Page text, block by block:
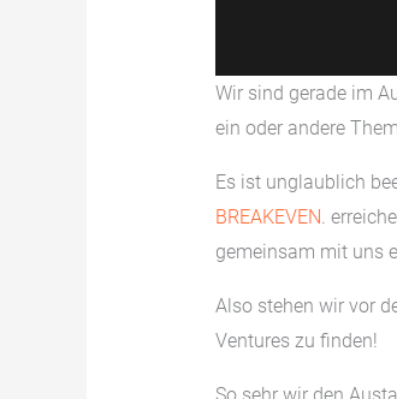
Wir sind gerade im
ein oder andere
Es ist unglaublich
BREAKEVEN.
gemeinsam mit uns
Also stehen wir vor
Ventures zu finden!